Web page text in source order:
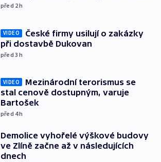
před 2h
VIDEO
České firmy usilují o zakázky
při dostavbě Dukovan
před 3h
VIDEO
Mezinárodní terorismus se
stal cenově dostupným, varuje
Bartošek
před 4h
Demolice vyhořelé výškové budovy
ve Zlíně začne až v následujících
dnech